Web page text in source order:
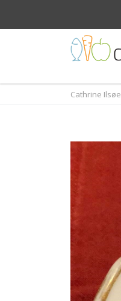
Cathrine Ilsøe